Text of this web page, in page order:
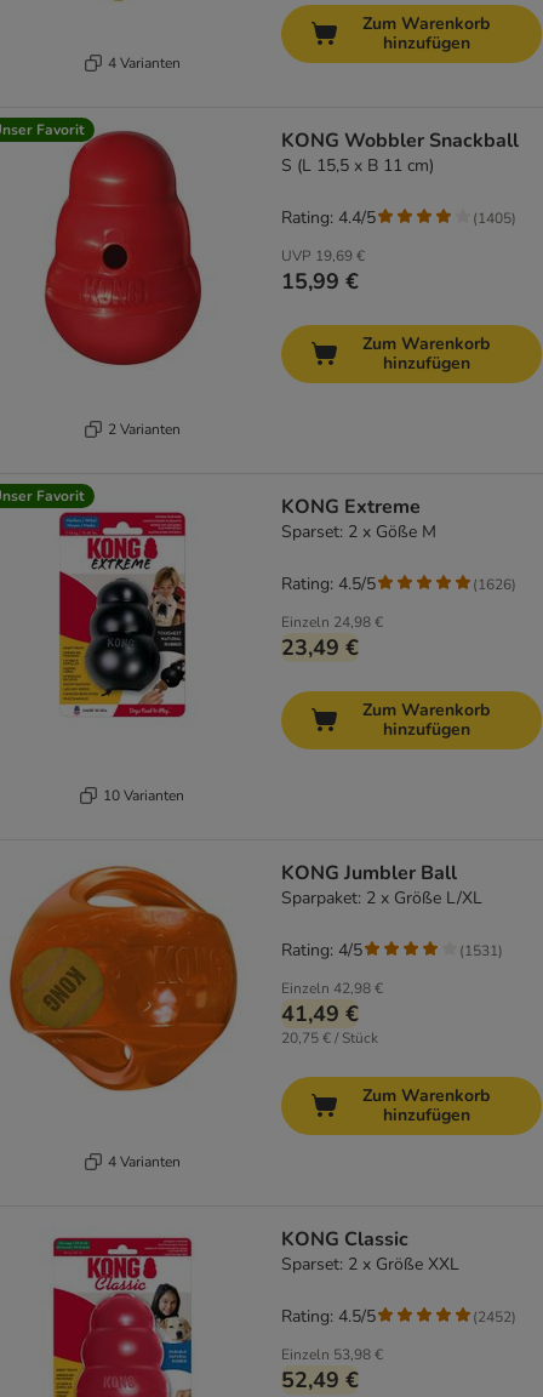
4 Varianten
Zum Warenkorb
hinzufügen
Favorit
2 Varianten
KONG Wobbler Snackball
S (L 15,5 x B 11 cm)
UVP 19,69 €
15,99 €
Rating: 4.4/5 (1405)
Zum Warenkorb
hinzufügen
Favorit
10 Varianten
KONG Extreme
Sparset: 2 x Göße M
Einzeln 24,98 €
23,49 €
Rating: 4.5/5 (1626)
Zum Warenkorb
hinzufügen
4 Varianten
KONG Jumbler Ball
Sparpaket: 2 x Größe L/XL
Einzeln 42,98 €
41,49 €
20,75 € / Stück
Rating: 4/5 (1531)
Zum Warenkorb
hinzufügen
KONG Classic
Sparset: 2 x Größe XXL
Einzeln 53,98 €
52,49 €
Rating: 4.5/5 (2452)